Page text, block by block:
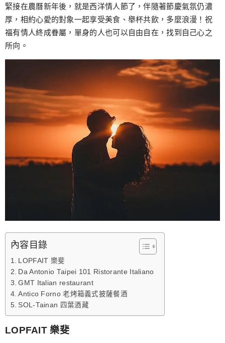
跳
至
主
要
內
緊接在農曆新年後，就是西洋情人節了，伴隨著節慶氣氛仍濃
厚，相約心愛的對象一起享受美食、舉杯共飲，多麼浪漫！祝
福有情人終成眷屬，單身的人也可以自由自在，找到自己心之
所向。
內容目錄
LOPFAIT 樂斐
Da Antonio Taipei 101 Ristorante Italiano
GMT Italian restaurant
Antico Forno 老烤箱義式披薩餐酒
SOL-Tainan 四葉酒藏
LOPFAIT 樂斐